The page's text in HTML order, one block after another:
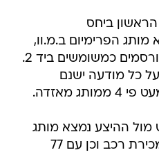
ביחס
הפרימיום ב.מ.וו,
מבין כל מותגי הרכב המפורסמים כמשומשים ביד 2.
על כל מודעה ישנם
מול ההיצע נמצא מותג
סוזוקי עם 7,782 מודעות מכירת רכב וכן עם 77